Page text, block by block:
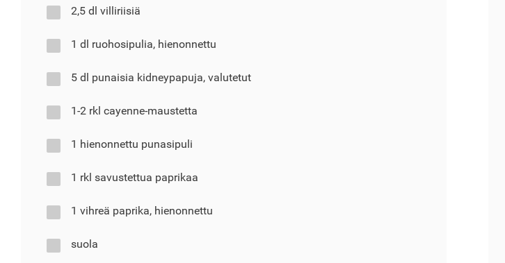
2,5 dl villiriisiä
1 dl ruohosipulia, hienonnettu
5 dl punaisia kidneypapuja, valutetut
1-2 rkl cayenne-maustetta
1 hienonnettu punasipuli
1 rkl savustettua paprikaa
1 vihreä paprika, hienonnettu
suola